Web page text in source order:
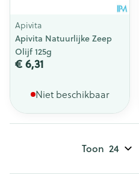
Apivita
Apivita Natuurlijke Zeep
Olijf 125g
€ 6,31
Niet beschikbaar
Toon